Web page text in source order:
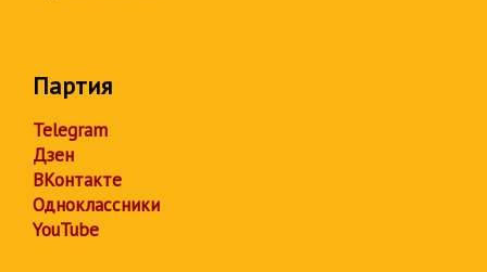
Партия
Telegram
Дзен
ВКонтакте
Одноклассники
YouTube